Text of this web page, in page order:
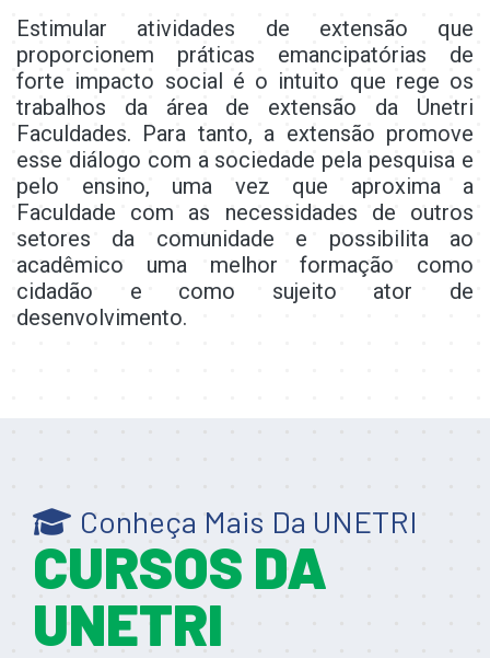
Estimular atividades de extensão que
proporcionem práticas emancipatórias de
forte impacto social é o intuito que rege os
trabalhos da área de extensão da Unetri
Faculdades. Para tanto, a extensão promove
esse diálogo com a sociedade pela pesquisa e
pelo ensino, uma vez que aproxima a
Faculdade com as necessidades de outros
setores da comunidade e possibilita ao
acadêmico uma melhor formação como
cidadão e como sujeito ator de
desenvolvimento.
Conheça Mais Da UNETRI
CURSOS DA
UNETRI